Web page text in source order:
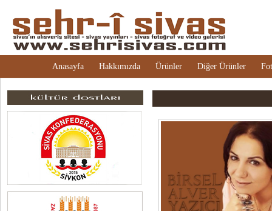
Anasayfa Hakkımızda Ürünler Diğer Ürünler